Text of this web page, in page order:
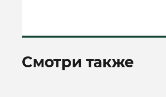
Смотри также